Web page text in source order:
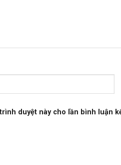
duyệt này cho lần bình luận